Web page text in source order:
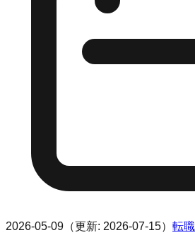
2026-05-09 （更新: 2026-07-15） 転